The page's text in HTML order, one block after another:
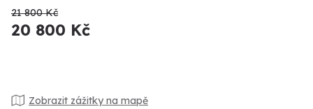
21 800 Kč
20 800 Kč
Zobrazit zážitky na mapě